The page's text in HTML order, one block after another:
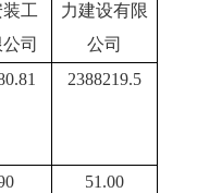
工
司
力建设有限
公司
2388219.5
51.00